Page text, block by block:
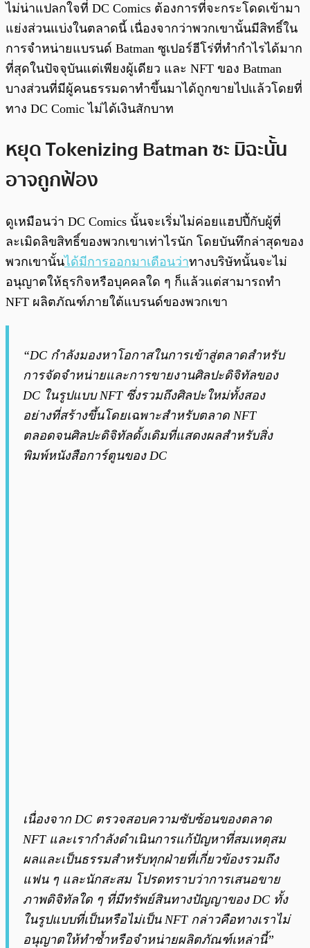
ไม่น่าแปลกใจที่ DC Comics ต้องการที่จะกระโดดเข้ามา
แย่งส่วนแบ่งในตลาดนี้ เนื่องจากว่าพวกเขานั้นมีสิทธิ์ใน
การจำหน่ายแบรนด์ Batman ซูเปอร์ฮีโร่ที่ทำกำไรได้มาก
ที่สุดในปัจจุบันแต่เพียงผู้เดียว และ NFT ของ Batman
บางส่วนที่มีผู้คนธรรมดาทำขึ้นมาได้ถูกขายไปแล้วโดยที่
ทาง DC Comic ไม่ได้เงินสักบาท
หยุด Tokenizing Batman ซะ มิฉะนั้น
อาจถูกฟ้อง
ดูเหมือนว่า DC Comics นั้นจะเริ่มไม่ค่อยแฮปปี้กับผู้ที่
ละเมิดลิขสิทธิ์ของพวกเขาเท่าไรนัก โดยบันทึกล่าสุดของ
พวกเขานั้นได้มีการออกมาเตือนว่าทางบริษัทนั้นจะไม่
อนุญาตให้ธุรกิจหรือบุคคลใด ๆ ก็แล้วแต่สามารถทำ
NFT ผลิตภัณฑ์ภายใต้แบรนด์ของพวกเขา
“DC กำลังมองหาโอกาสในการเข้าสู่ตลาดสำหรับ
การจัดจำหน่ายและการขายงานศิลปะดิจิทัลของ
DC ในรูปแบบ NFT ซึ่งรวมถึงศิลปะใหม่ทั้งสอง
อย่างที่สร้างขึ้นโดยเฉพาะสำหรับตลาด NFT
ตลอดจนศิลปะดิจิทัลดั้งเดิมที่แสดงผลสำหรับสิ่ง
พิมพ์หนังสือการ์ตูนของ DC
เนื่องจาก DC ตรวจสอบความซับซ้อนของตลาด
NFT และเรากำลังดำเนินการแก้ปัญหาที่สมเหตุสม
ผลและเป็นธรรมสำหรับทุกฝ่ายที่เกี่ยวข้องรวมถึง
แฟน ๆ และนักสะสม โปรดทราบว่าการเสนอขาย
ภาพดิจิทัลใด ๆ ที่มีทรัพย์สินทางปัญญาของ DC ทั้ง
ในรูปแบบที่เป็นหรือไม่เป็น NFT กล่าวคือทางเราไม่
อนุญาตให้ทำซ้ำหรือจำหน่ายผลิตภัณฑ์เหล่านี้”